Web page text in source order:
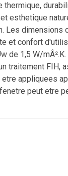
esthetique
et confort
de 1,5 W/
appliquees
peut etre